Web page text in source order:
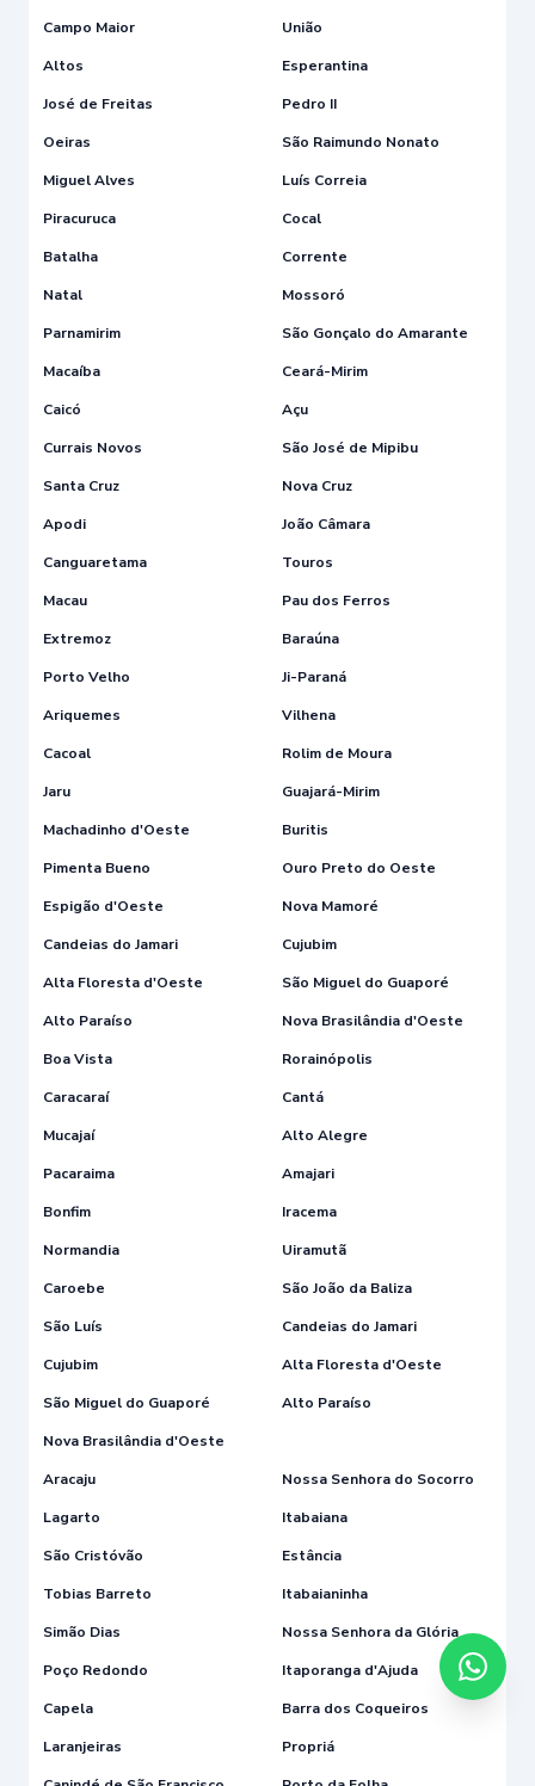
Campo Maior
União
Altos
Esperantina
José de Freitas
Pedro II
Oeiras
São Raimundo Nonato
Miguel Alves
Luís Correia
Piracuruca
Cocal
Batalha
Corrente
Natal
Mossoró
Parnamirim
São Gonçalo do Amarante
Macaíba
Ceará-Mirim
Caicó
Açu
Currais Novos
São José de Mipibu
Santa Cruz
Nova Cruz
Apodi
João Câmara
Canguaretama
Touros
Macau
Pau dos Ferros
Extremoz
Baraúna
Porto Velho
Ji-Paraná
Ariquemes
Vilhena
Cacoal
Rolim de Moura
Jaru
Guajará-Mirim
Machadinho d'Oeste
Buritis
Pimenta Bueno
Ouro Preto do Oeste
Espigão d'Oeste
Nova Mamoré
Candeias do Jamari
Cujubim
Alta Floresta d'Oeste
São Miguel do Guaporé
Alto Paraíso
Nova Brasilândia d'Oeste
Boa Vista
Rorainópolis
Caracaraí
Cantá
Mucajaí
Alto Alegre
Pacaraima
Amajari
Bonfim
Iracema
Normandia
Uiramutã
Caroebe
São João da Baliza
São Luís
Candeias do Jamari
Cujubim
Alta Floresta d'Oeste
São Miguel do Guaporé
Alto Paraíso
Nova Brasilândia d'Oeste
Aracaju
Nossa Senhora do Socorro
Lagarto
Itabaiana
São Cristóvão
Estância
Tobias Barreto
Itabaianinha
Simão Dias
Nossa Senhora da Glória
Poço Redondo
Itaporanga d'Ajuda
Capela
Barra dos Coqueiros
Laranjeiras
Propriá